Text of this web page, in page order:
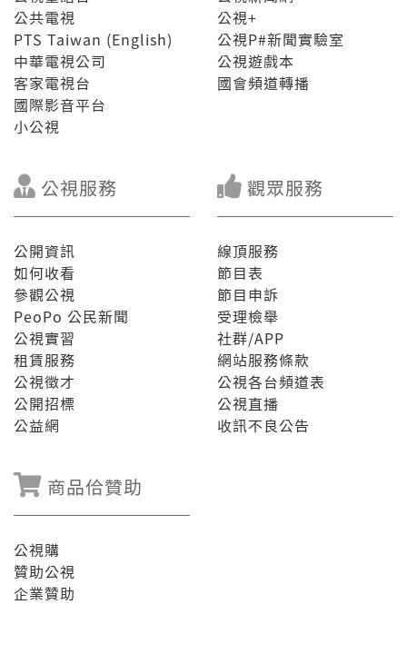
公共電視
PTS Taiwan (English)
中華電視公司
客家電視台
國際影音平台
小公視
公視+
公視P#新聞實驗室
公視遊戲本
國會頻道轉播
公視服務
公開資訊
如何收看
參觀公視
PeoPo 公民新聞
公視實習
租賃服務
公視徵才
公開招標
公益網
觀眾服務
線頂服務
節目表
節目申訴
受理檢舉
社群/APP
網站服務條款
公視各台頻道表
公視直播
收訊不良公告
商品佮贊助
公視購
贊助公視
企業贊助